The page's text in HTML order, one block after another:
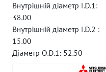
Внутрішній діаметр I.D.1:
38.00
Внутрішній діаметр I.D.2 :
15.00
Діаметр O.D.1: 52.50